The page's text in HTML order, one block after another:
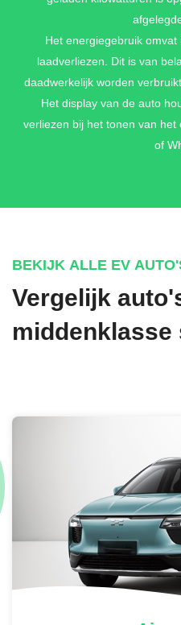
€
elektrisch instelbaar met
'ArtVelours' bruin/zwart +
en met leder bekleed in
kleuren
€
en met leder bekleed in zwart
kleuren
€
Top-Sport voorstoelen, in
in ongelijke delen
doorlaadmogelijkheid +
met leder bekleed in zwart
kleuren instelbaar) +
Lendensteunen vóór,
Het energiegebruik
laadverliezen. Dit is van
daadwerkelijk worden
Het display van de auto
verliezen bij het tonen van
of
BEKIJK ALLE EV
Vergelijk auto's in het SUV
middenklasse